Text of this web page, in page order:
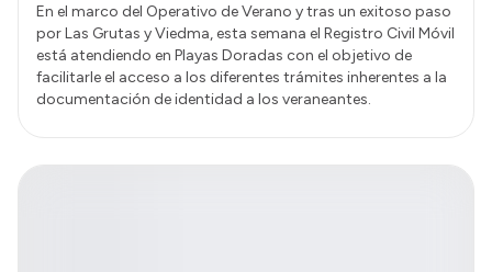
En el marco del Operativo de Verano y tras un exitoso paso
por Las Grutas y Viedma, esta semana el Registro Civil Móvil
está atendiendo en Playas Doradas con el objetivo de
facilitarle el acceso a los diferentes trámites inherentes a la
documentación de identidad a los veraneantes.